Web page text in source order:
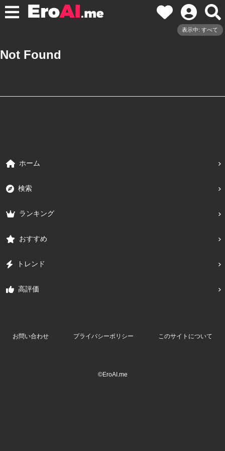
表示中: すべて
Not Found
ホーム
検索
ランキング
おすすめ
トレンド
高評価
お問い合わせ プライバシーポリシー このサイトについて
©EroAI.me